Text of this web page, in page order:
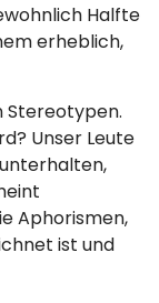
Halfte
erheblich,
Stereotypen.
Unser Leute
Aphorismen,
ist und